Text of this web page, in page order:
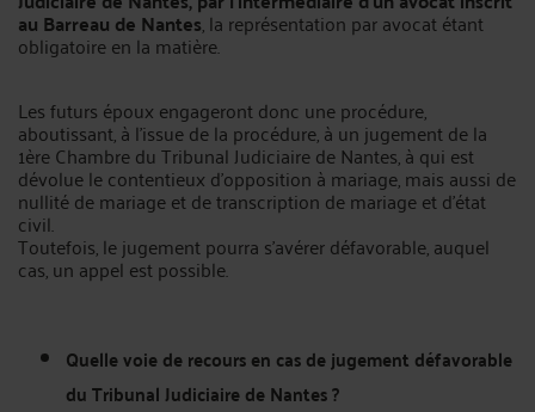
au Barreau de Nantes, la représentation par avocat étant
obligatoire en la matière.
Les futurs époux engageront donc une procédure,
aboutissant, à l’issue de la procédure, à un jugement de la
1ère Chambre du Tribunal Judiciaire de Nantes, à qui est
dévolue le contentieux d’opposition à mariage, mais aussi de
nullité de mariage et de transcription de mariage et d’état
civil.
Toutefois, le jugement pourra s’avérer défavorable, auquel
cas, un appel est possible.
Quelle voie de recours en cas de jugement défavorable
du Tribunal Judiciaire de Nantes ?